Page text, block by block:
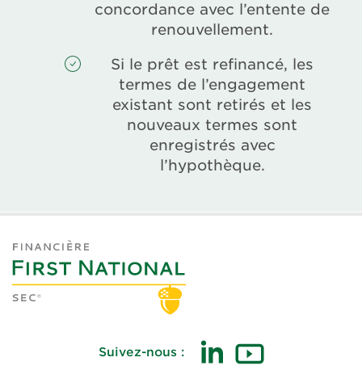
concordance avec l’entente de
renouvellement.
Si le prêt est refinancé, les
termes de l’engagement
existant sont retirés et les
nouveaux termes sont
enregistrés avec
l’hypothèque.
Suivez-nous :